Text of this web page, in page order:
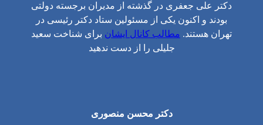
دکتر علی جعفری در گذشته از مدیران برجسته دولتی
بودند و اکنون یکی از مسئولین ستاد دکتر رئیسی در
تهران هستند. مطالب کانال ایشان برای شناخت سعید
جلیلی را از دست ندهید
دکتر محسن منصوری